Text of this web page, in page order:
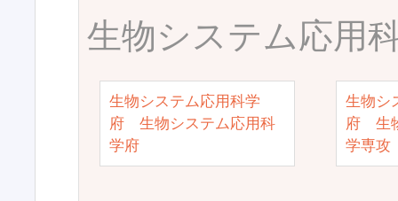
生物システム応用
生物システム応用科学
府 生物システム応用科
学府
生物シ
府 生
学専攻